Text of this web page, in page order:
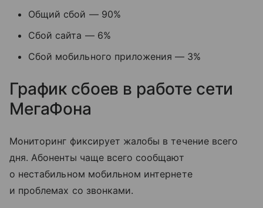
Общий сбой — 90%
Сбой сайта — 6%
Сбой мобильного приложения — 3%
График сбоев в работе сети
МегаФона
Мониторинг фиксирует жалобы в течение всего
дня. Абоненты чаще всего сообщают
о нестабильном мобильном интернете
и проблемах со звонками.